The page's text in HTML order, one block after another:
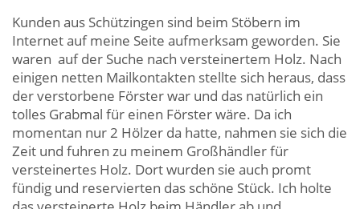
Kunden aus Schützingen sind beim Stöbern im
Internet auf meine Seite aufmerksam geworden. Sie
waren auf der Suche nach versteinertem Holz. Nach
einigen netten Mailkontakten stellte sich heraus, dass
der verstorbene Förster war und das natürlich ein
tolles Grabmal für einen Förster wäre. Da ich
momentan nur 2 Hölzer da hatte, nahmen sie sich die
Zeit und fuhren zu meinem Großhändler für
versteinertes Holz. Dort wurden sie auch promt
fündig und reservierten das schöne Stück. Ich holte